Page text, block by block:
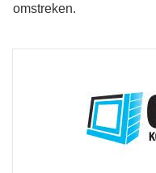
omstreken.